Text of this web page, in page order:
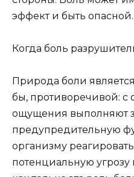
эффект и быть опасной.
Когда боль
Природа боли
бы, противоречивой: с
ощущения выполняют
предупредительную
организму
потенциальную